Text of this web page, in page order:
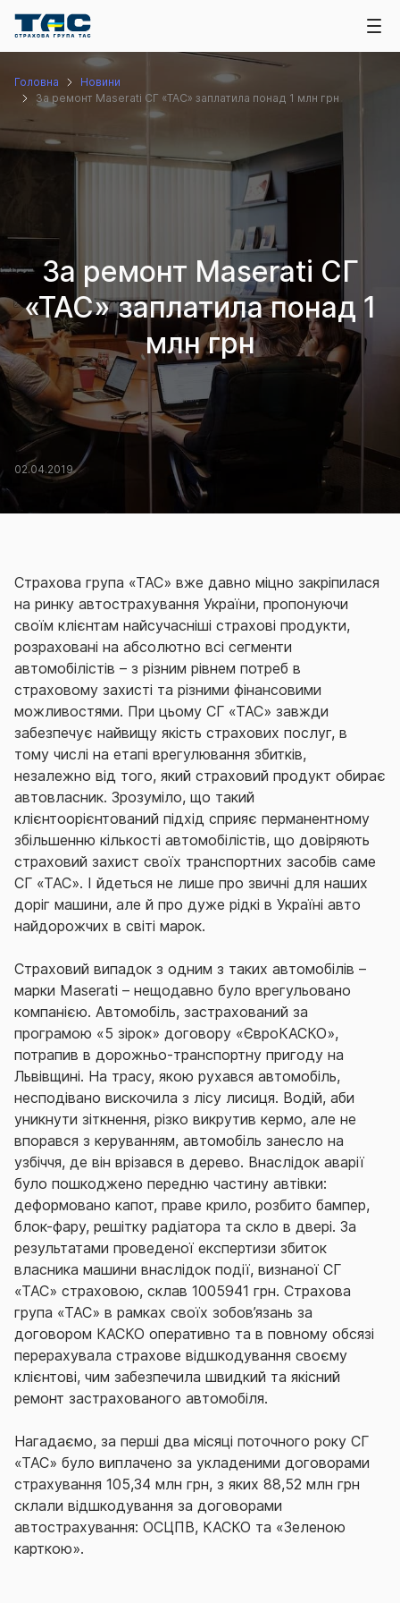
Головна
Новини
За ремонт Maserati СГ «ТАС» заплатила понад 1 млн грн
За ремонт Maserati СГ
«ТАС» заплатила понад 1
млн грн
02.04.2019
Страхова група «ТАС» вже давно міцно закріпилася
на ринку автострахування України, пропонуючи
своїм клієнтам найсучасніші страхові продукти,
розраховані на абсолютно всі сегменти
автомобілістів – з різним рівнем потреб в
страховому захисті та різними фінансовими
можливостями. При цьому СГ «ТАС» завжди
забезпечує найвищу якість страхових послуг, в
тому числі на етапі врегулювання збитків,
незалежно від того, який страховий продукт обирає
автовласник. Зрозуміло, що такий
клієнтоорієнтований підхід сприяє перманентному
збільшенню кількості автомобілістів, що довіряють
страховий захист своїх транспортних засобів саме
СГ «ТАС». І йдеться не лише про звичні для наших
доріг машини, але й про дуже рідкі в Україні авто
найдорожчих в світі марок.
Страховий випадок з одним з таких автомобілів –
марки Maserati – нещодавно було врегульовано
компанією. Автомобіль, застрахований за
програмою «5 зірок» договору «ЄвроКАСКО»,
потрапив в дорожньо-транспортну пригоду на
Львівщині. На трасу, якою рухався автомобіль,
несподівано вискочила з лісу лисиця. Водій, аби
уникнути зіткнення, різко викрутив кермо, але не
впорався з керуванням, автомобіль занесло на
узбіччя, де він врізався в дерево. Внаслідок аварії
було пошкоджено передню частину автівки:
деформовано капот, праве крило, розбито бампер,
блок-фару, решітку радіатора та скло в двері. За
результатами проведеної експертизи збиток
власника машини внаслідок події, визнаної СГ
«ТАС» страховою, склав 1005941 грн. Страхова
група «ТАС» в рамках своїх зобов’язань за
договором КАСКО оперативно та в повному обсязі
перерахувала страхове відшкодування своєму
клієнтові, чим забезпечила швидкий та якісний
ремонт застрахованого автомобіля.
Нагадаємо, за перші два місяці поточного року СГ
«ТАС» було виплачено за укладеними договорами
страхування 105,34 млн грн, з яких 88,52 млн грн
склали відшкодування за договорами
автострахування: ОСЦПВ, КАСКО та «Зеленою
карткою».